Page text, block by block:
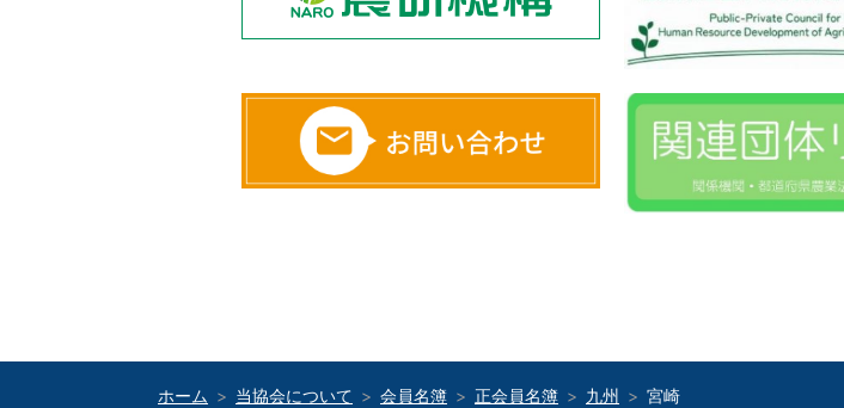
ホーム 当協会について 会員名簿 正会員名簿 九州 宮崎